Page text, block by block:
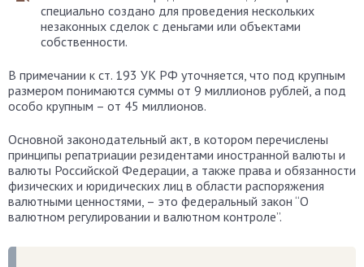
специально создано для проведения нескольких
незаконных сделок с деньгами или объектами
собственности.
В примечании к ст. 193 УК РФ уточняется, что под крупным
размером понимаются суммы от 9 миллионов рублей, а под
особо крупным – от 45 миллионов.
Основной законодательный акт, в котором перечислены
принципы репатриации резидентами иностранной валюты и
валюты Российской Федерации, а также права и обязанности
физических и юридических лиц в области распоряжения
валютными ценностями, – это федеральный закон “О
валютном регулировании и валютном контроле”.